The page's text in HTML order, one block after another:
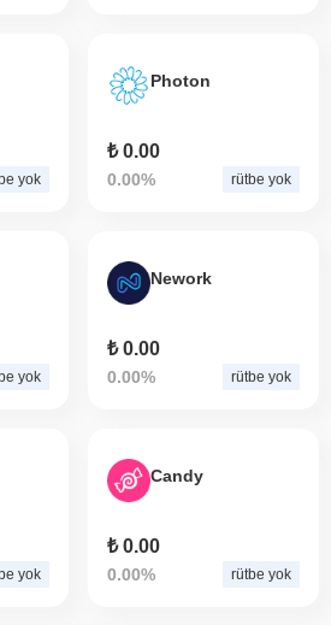
yok
Photon
₺ 0.00
0.00% rütbe yok
yok
Nework
₺ 0.00
0.00% rütbe yok
yok
Candy
₺ 0.00
0.00% rütbe yok